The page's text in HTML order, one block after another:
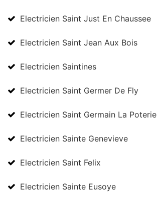
Electricien Saint Just En Chaussee
Electricien Saint Jean Aux Bois
Electricien Saintines
Electricien Saint Germer De Fly
Electricien Saint Germain La Poterie
Electricien Sainte Genevieve
Electricien Saint Felix
Electricien Sainte Eusoye